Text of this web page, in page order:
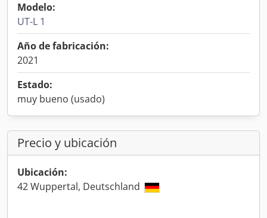
Modelo:
UT-L 1
Año de fabricación:
2021
Estado:
muy bueno (usado)
Precio y ubicación
Ubicación:
42 Wuppertal, Deutschland